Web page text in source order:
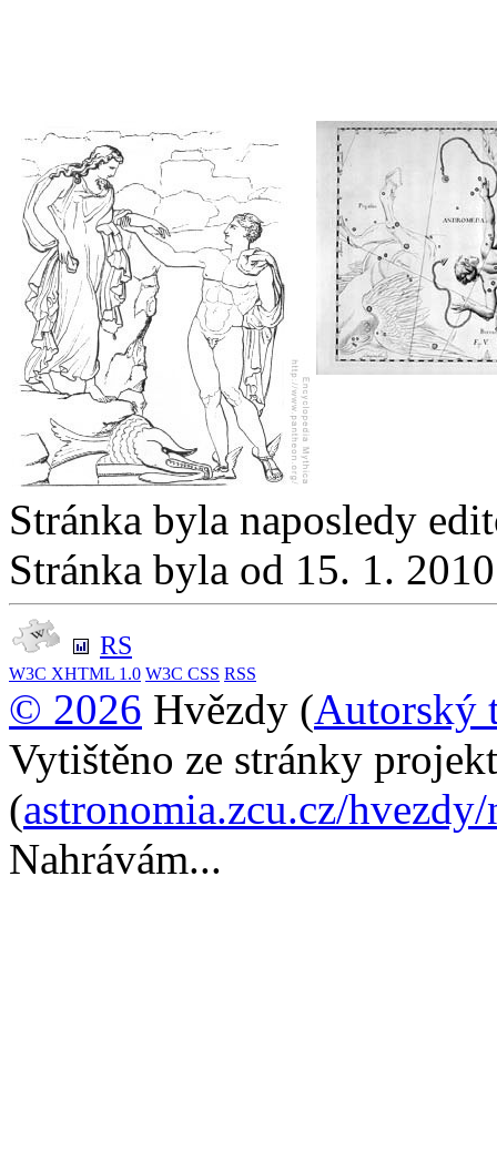
Stránka byla naposledy
Stránka byla od 15. 1.
RS
W3C XHTML 1.0 W3C CSS RSS
© 2026 Hvězdy (Autorský
Vytištěno ze stránky
(astronomia.zcu.cz/
Nahrávám...